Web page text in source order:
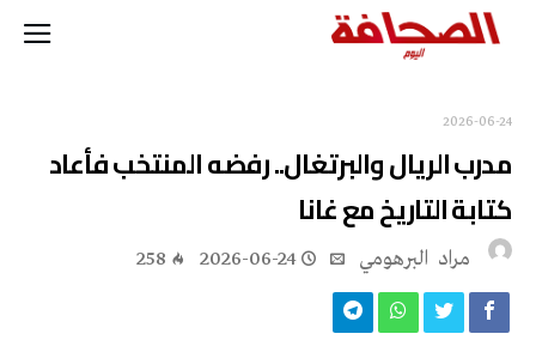
2026-06-24
مدرب الريال والبرتغال.. رفضه المنتخب فأعاد
كتابة التاريخ مع غانا
مراد‭ ‬ البرهومي 2026-06-24
258